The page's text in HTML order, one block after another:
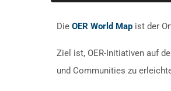
DieOER World Map ist der
Ziel ist, OER-Initiativen auf
und Communities zu